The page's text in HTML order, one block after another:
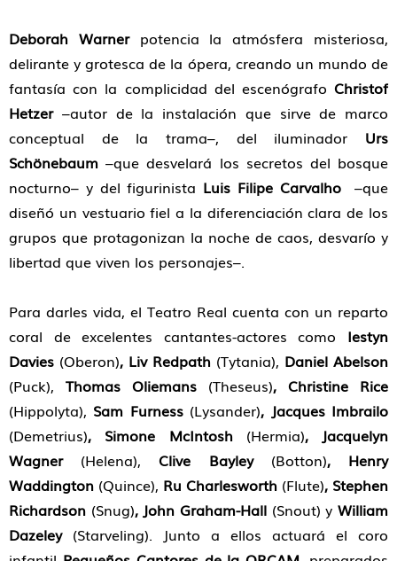
Deborah Warnerpotencia la atmósfera misteriosa,
delirante y grotesca de la ópera, creando un mundo de
fantasía con la complicidad del escenógrafo Christof
Hetzer–autor de la instalación que sirve de marco
conceptual de la trama–, del iluminador Urs
Schönebaum –que desvelará los secretos del bosque
nocturno– y del figurinista Luis Filipe Carvalho–que
diseñó un vestuario fiel a la diferenciación clara de los
grupos que protagonizan la noche de caos, desvarío y
libertad que viven los personajes–.
Para darles vida, el Teatro Real cuenta con un reparto
coral de excelentes cantantes-actores como Iestyn
Davies (Oberon), Liv Redpath (Tytania), Daniel Abelson
(Puck), Thomas Oliemans (Theseus), Christine Rice
(Hippolyta), Sam Furness (Lysander), Jacques Imbrailo
(Demetrius), Simone McIntosh (Hermia), Jacquelyn
Wagner(Helena), Clive Bayley (Botton), Henry
Waddington (Quince), Ru Charlesworth (Flute), Stephen
Richardson (Snug), John Graham-Hall (Snout) yWilliam
Dazeley (Starveling). Junto a ellos actuará el coro